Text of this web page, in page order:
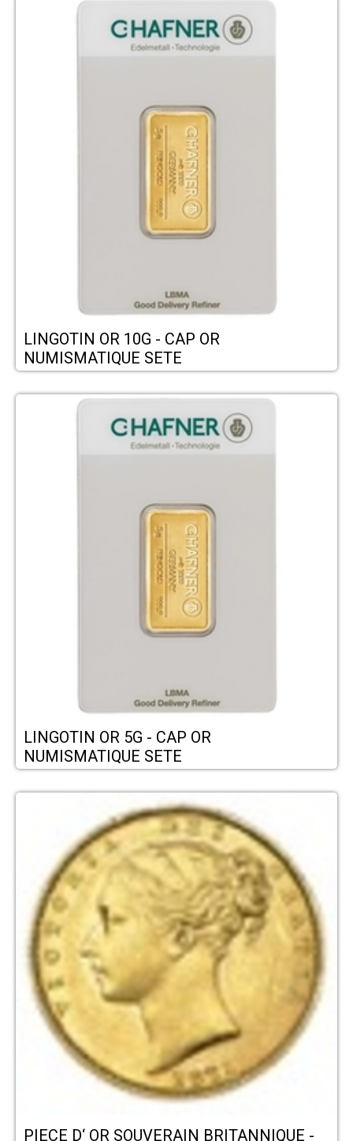
LINGOTIN OR 10G - CAP OR
NUMISMATIQUE SETE
LINGOTIN OR 5G - CAP OR
NUMISMATIQUE SETE
PIECE D‘ OR SOUVERAIN BRITANNIQUE -